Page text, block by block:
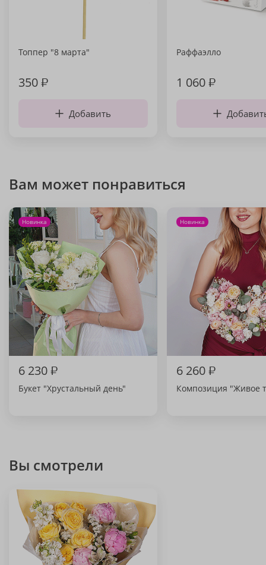
Топпер "8 марта"
350₽
Добавить
Раффаэлло
1 060₽
Вам может понравиться
Новинка
6 230₽
Букет "Хрустальный день"
Новинка
6 260₽
Композиция "Живое
Вы смотрели